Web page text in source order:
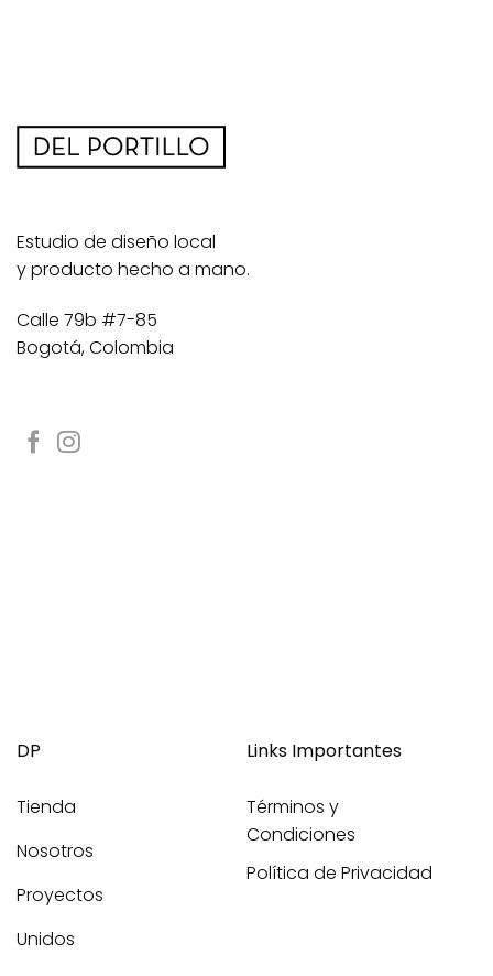
Estudio de diseño local
y producto hecho a mano.
Calle 79b #7-85
Bogotá, Colombia
DP
Tienda
Nosotros
Proyectos
Unidos
Links Importantes
Términos y
Condiciones
Política de Privacidad